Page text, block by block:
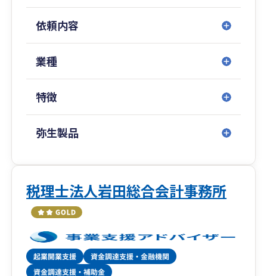
依頼内容
業種
特徴
弥生製品
税理士法人岩田総合会計事務所